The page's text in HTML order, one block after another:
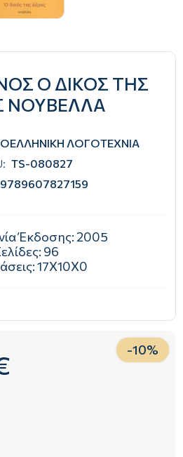
Ο ΔΙΚΟΣ ΤΗΣ
ΝΟΥΒΕΛΛΑ
ΛΟΓΟΤΕΧΝΙΑ
TS-080827
9789607827159
Έκδοσης: 2005
96
17Χ10Χ0
-10%